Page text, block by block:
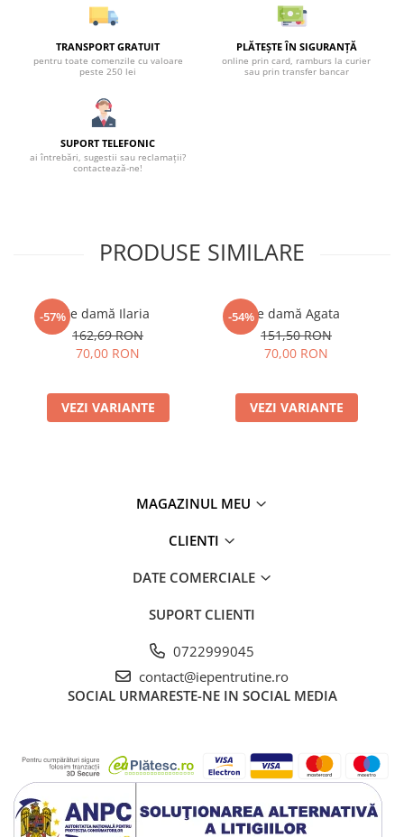
TRANSPORT GRATUIT
pentru toate comenzile cu valoare
peste 250 lei
PLĂTEȘTE ÎN SIGURANȚĂ
online prin card, ramburs la curier
sau prin transfer bancar
SUPORT TELEFONIC
ai întrebări, sugestii sau reclamații?
contactează-ne!
PRODUSE SIMILARE
-57%Ie damă Ilaria
162,69 RON
70,00 RON
VEZI VARIANTE
-54%Ie damă Agata
151,50 RON
70,00 RON
VEZI VARIANTE
MAGAZINUL MEU
CLIENTI
DATE COMERCIALE
SUPORT CLIENTI
0722999045
contact@iepentrutine.ro
SOCIAL URMARESTE-NE IN SOCIAL MEDIA